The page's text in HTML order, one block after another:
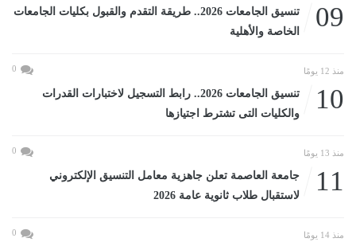
09
تنسيق الجامعات 2026.. طريقة التقدم والقبول بكليات الجامعات
الخاصة والأهلية
منذ 12 يومًا 0
10
تنسيق الجامعات 2026.. رابط التسجيل لاختبارات القدرات
والكليات التى تشترط اجتيازها
منذ 13 يومًا 0
11
جامعة العاصمة تعلن جاهزية معامل التنسيق الإلكتروني
لاستقبال طلاب ثانوية عامة 2026
منذ 14 يومًا 0